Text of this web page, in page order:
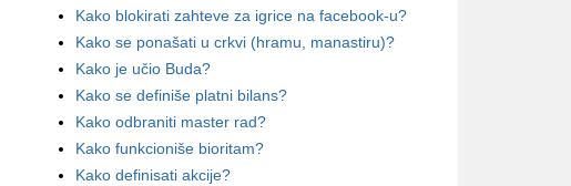
Kako blokirati zahteve za igrice na facebook-u?
Kako se ponašati u crkvi (hramu, manastiru)?
Kako je učio Buda?
Kako se definiše platni bilans?
Kako odbraniti master rad?
Kako funkcioniše bioritam?
Kako definisati akcije?